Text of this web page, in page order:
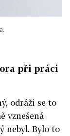
při práci
odráží se to
vznešená
nebyl. Bylo to